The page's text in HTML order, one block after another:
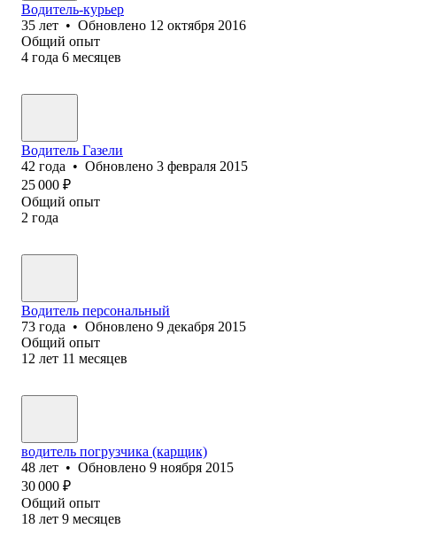
Водитель-курьер
35 лет • Обновлено 12 октября 2016
Общий опыт
4 года 6 месяцев
Водитель Газели
42 года • Обновлено 3 февраля 2015
25 000 ₽
Общий опыт
2 года
Водитель персональный
73 года • Обновлено 9 декабря 2015
Общий опыт
12 лет 11 месяцев
водитель погрузчика (карщик)
48 лет • Обновлено 9 ноября 2015
30 000 ₽
Общий опыт
18 лет 9 месяцев